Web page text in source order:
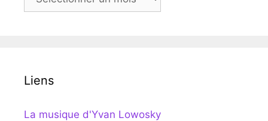
Liens
La musique d'Yvan Lowosky